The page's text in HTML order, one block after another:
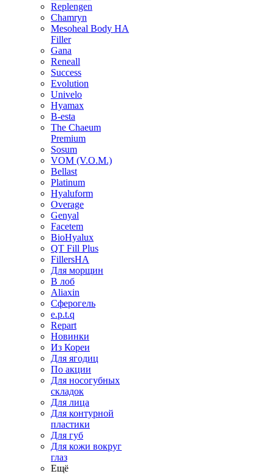
Replengen
Chamryn
Mesoheal Body HA
Filler
Gana
Reneall
Success
Evolution
Univelo
Hyamax
B-esta
The Chaeum
Premium
Sosum
VOM (V.O.M.)
Bellast
Platinum
Hyaluform
Overage
Genyal
Facetem
BioHyalux
QT Fill Plus
FillersHA
Для морщин
В лоб
Aliaxin
Сферогель
e.p.t.q
Repart
Новинки
Из Кореи
Для ягодиц
По акции
Для носогубных
складок
Для лица
Для контурной
пластики
Для губ
Для кожи вокруг
глаз
Ещё